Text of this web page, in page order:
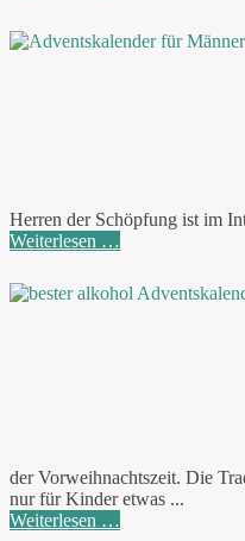
Herren der Schöpfung ist im
Weiterlesen …
der Vorweihnachtszeit. Die
nur für Kinder etwas ...
Weiterlesen …